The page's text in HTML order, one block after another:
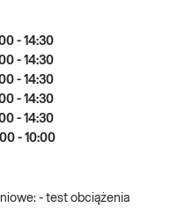
- 14:30
- 14:30
- 14:30
- 14:30
- 14:30
- 10:00
- test obciążenia